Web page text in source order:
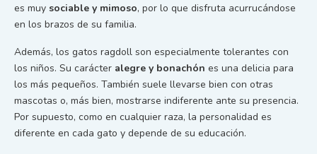
es muy sociable y mimoso, por lo que disfruta acurrucándose
en los brazos de su familia.
Además, los gatos ragdoll son especialmente tolerantes con
los niños. Su carácter alegre y bonachón es una delicia para
los más pequeños. También suele llevarse bien con otras
mascotas o, más bien, mostrarse indiferente ante su presencia.
Por supuesto, como en cualquier raza, la personalidad es
diferente en cada gato y depende de su educación.